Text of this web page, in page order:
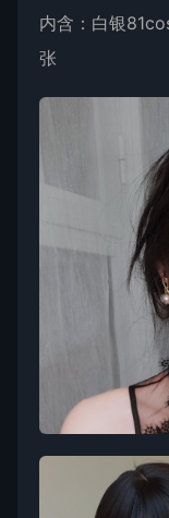
内含： 白银81
张